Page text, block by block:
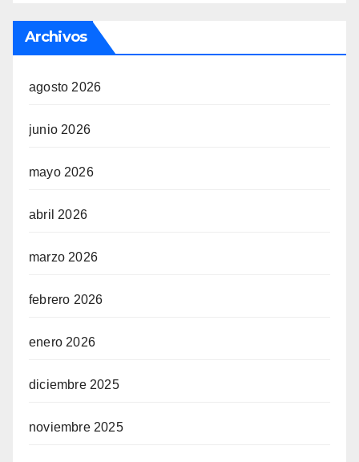
Archivos
agosto 2026
junio 2026
mayo 2026
abril 2026
marzo 2026
febrero 2026
enero 2026
diciembre 2025
noviembre 2025